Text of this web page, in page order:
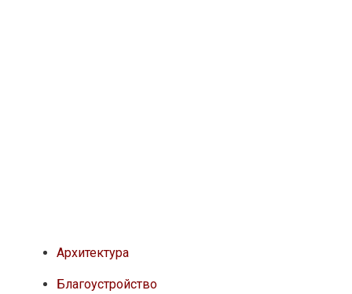
Архитектура
Благоустройство